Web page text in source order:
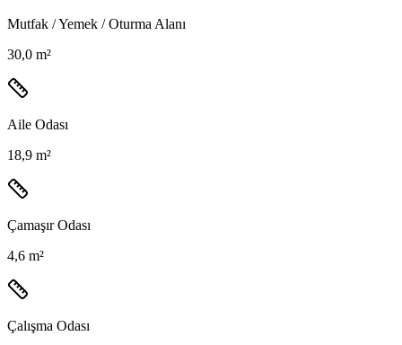
Mutfak / Yemek / Oturma Alanı
30,0 m²
Aile Odası
18,9 m²
Çamaşır Odası
4,6 m²
Çalışma Odası